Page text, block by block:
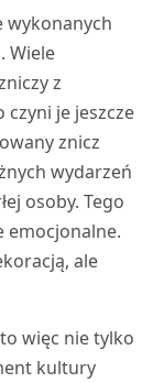
wykonanych
Wiele
z
je jeszcze
znicz
wydarzeń
osoby. Tego
emocjonalne.
ale
więc nie tylko
kultury